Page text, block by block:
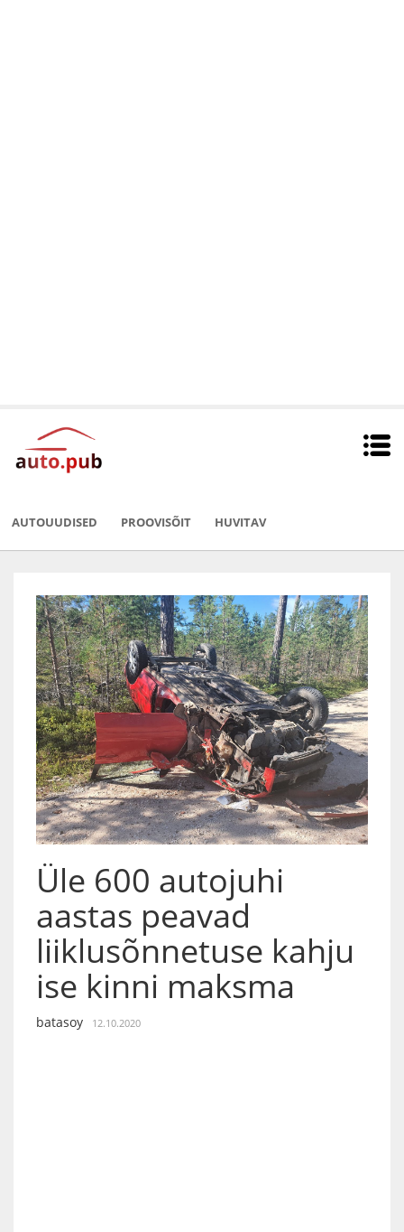
AUTOUUDISED PROOVISÕIT HUVITAV
Üle 600 autojuhi
aastas peavad
liiklusõnnetuse kahju
ise kinni maksma
batasoy 12.10.2020